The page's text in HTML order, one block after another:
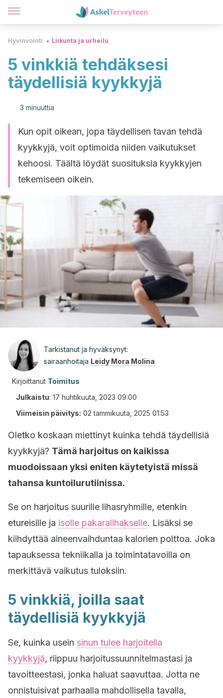
Hyvinvointi Liikunta ja urheilu
5 vinkkiä tehdäksesi
täydellisiä kyykkyjä
3 minuuttia
Kun opit oikean, jopa täydellisen tavan tehdä
kyykkyjä, voit optimoida niiden vaikutukset
kehoosi. Täältä löydät suosituksia kyykkyjen
tekemiseen oikein.
Tarkistanut ja hyväksynyt:
sairaanhoitaja Leidy Mora Molina
Kirjoittanut Toimitus
Julkaistu: 17 huhtikuuta, 2023 09:00
Viimeisin päivitys: 02 tammikuuta, 2025 01:53
Oletko koskaan miettinyt kuinka tehdä täydellisiä
kyykkyjä? Tämä harjoitus on kaikissa
muodoissaan yksi eniten käytetyistä missä
tahansa kuntoilurutiinissa.
Se on harjoitus suurille lihasryhmille, etenkin
etureisille ja isolle pakaralihakselle. Lisäksi se
kiihdyttää aineenvaihduntaa kalorien polttoa. Joka
tapauksessa tekniikalla ja toimintatavoilla on
merkittävä vaikutus tuloksiin.
5 vinkkiä, joilla saat
täydellisiä kyykkyjä
Se, kuinka usein sinun tulee harjoitella
kyykkyjä, riippuu harjoitussuunnitelmastasi ja
tavoitteestasi, jonka haluat saavuttaa. Jotta ne
onnistuisivat parhaalla mahdollisella tavalla,